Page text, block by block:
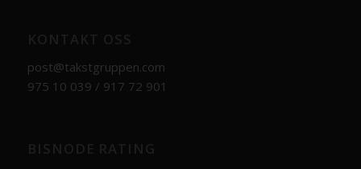
post@takstgruppen.com
975 10 039 / 917 72 901